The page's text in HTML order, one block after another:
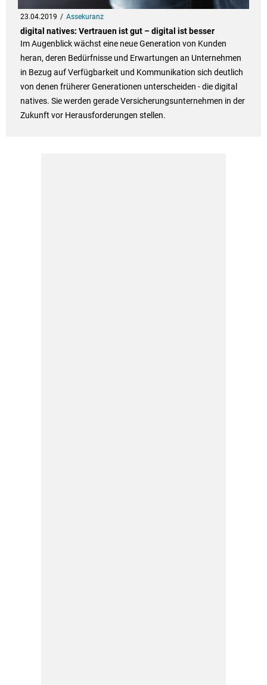
23.04.2019 Assekuranz
digital natives: Vertrauen ist gut – digital ist besser
Im Augenblick wächst eine neue Generation von Kunden
heran, deren Bedürfnisse und Erwartungen an Unternehmen
in Bezug auf Verfügbarkeit und Kommunikation sich deutlich
von denen früherer Generationen unterscheiden - die digital
natives. Sie werden gerade Versicherungsunternehmen in der
Zukunft vor Herausforderungen stellen.